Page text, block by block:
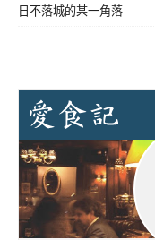
日不落城的某一角落